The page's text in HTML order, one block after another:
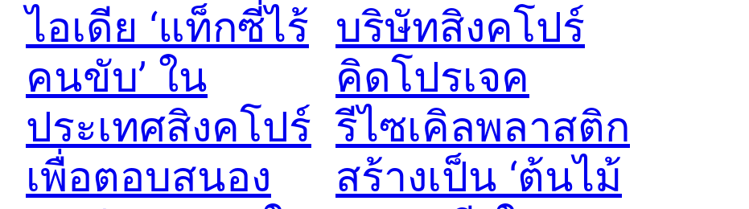
ไอเดีย ‘แท็กซี่ไร้
คนขับ’ ใน
ประเทศสิงคโปร์
เพื่อตอบสนอง
บริษัทสิงคโปร์
คิดโปรเจค
รีไซเคิลพลาสติก
สร้างเป็น ‘ต้นไม้